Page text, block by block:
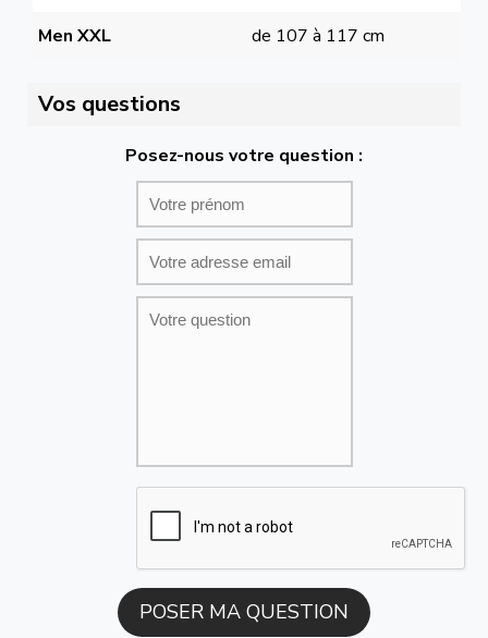
Men XXL de 107 à 117 cm
Vos questions
Posez-nous votre question :